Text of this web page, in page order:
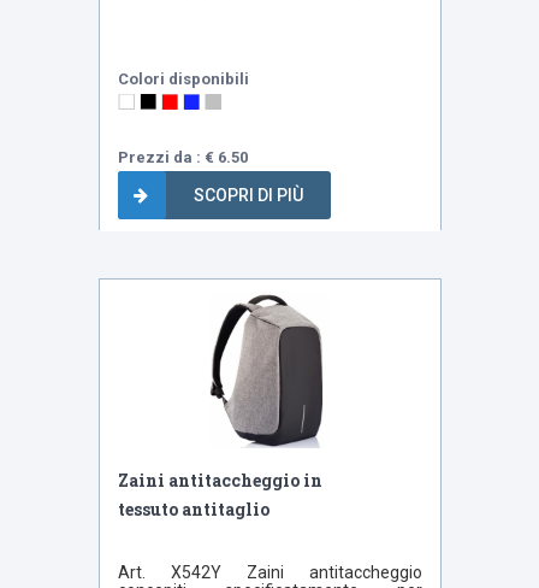
Colori disponibili
Prezzi da : € 6.50
SCOPRI DI PIÙ
Zaini antitaccheggio in
tessuto antitaglio
Art. X542Y Zaini antitaccheggio